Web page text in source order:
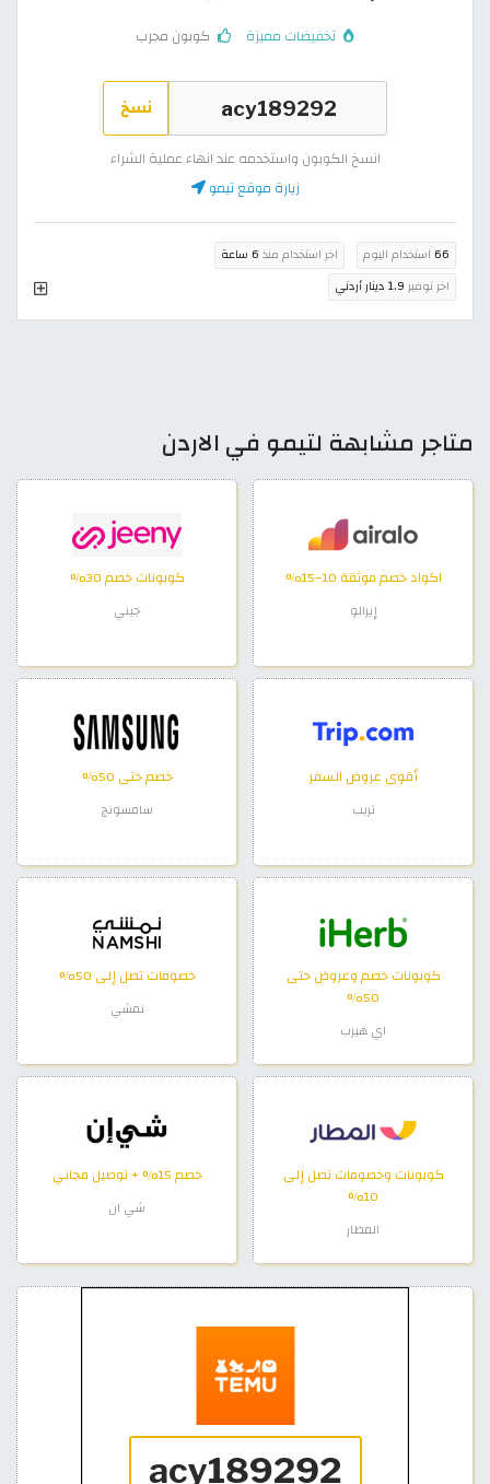
تخفيضات مميزة كوبون مجرب
نسخ
انسخ الكوبون واستخدمه عند انهاء عملية الشراء
زيارة موقع تيمو
66 استخدام اليوم اخر استخدام منذ 6 ساعة
اخر توفير 1.9 دينار أردني
متاجر مشابهة لتيمو في الاردن
اكواد خصم موثقة 10–15%
إيرالو
كوبونات خصم 30%
جيني
أقوى عروض السفر
تريب
خصم حتى 50%
سامسونج
كوبونات خصم وعروض حتى
50%
اي هيرب
خصومات تصل إلى 50%
نمشي
كوبونات وخصومات تصل إلى
10%
المطار
خصم 15% + توصيل مجاني
شي ان